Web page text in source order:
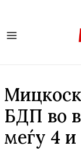
БДП во
меѓу 4 и